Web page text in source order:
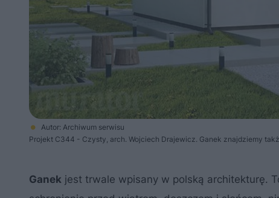
Autor: Archiwum serwisu
Projekt C344 - Czysty, arch. Wojciech Drajewicz. Ganek znajdziemy
Ganek jest trwale wpisany w polską architekturę.